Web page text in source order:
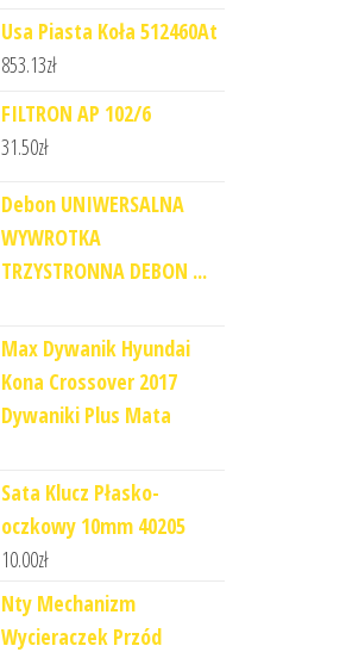
Usa Piasta Koła 512460At
853.13zł
FILTRON AP 102/6
31.50zł
Debon UNIWERSALNA
WYWROTKA
TRZYSTRONNA DEBON ...
Max Dywanik Hyundai
Kona Crossover 2017
Dywaniki Plus Mata
Sata Klucz Płasko-
oczkowy 10mm 40205
10.00zł
Nty Mechanizm
Wycieraczek Przód